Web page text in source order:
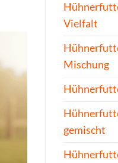
Vielfalt
Mischung
gemischt